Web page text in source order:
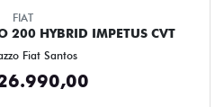
FIAT
200 HYBRID IMPETUS CVT
Fiat Santos